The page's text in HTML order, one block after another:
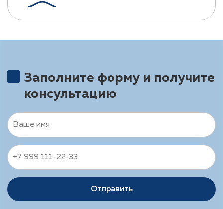
Заполните форму и получите
консультацию
Отправить